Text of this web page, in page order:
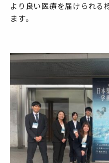
より良い医療を届けられる
ます。